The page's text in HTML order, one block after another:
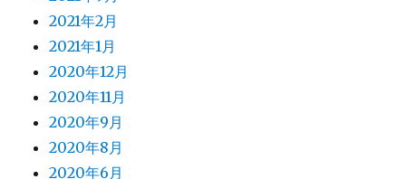
2021年2月
2021年1月
2020年12月
2020年11月
2020年9月
2020年8月
2020年6月